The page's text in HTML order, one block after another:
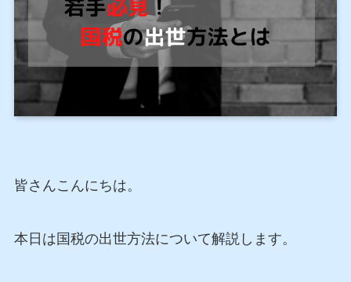
皆さんこんにちは。
本日は国税の出世方法について解説します。